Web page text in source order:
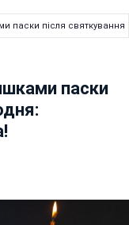
паски після
паски